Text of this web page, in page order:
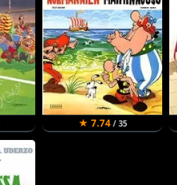
★ 7.74/ 35